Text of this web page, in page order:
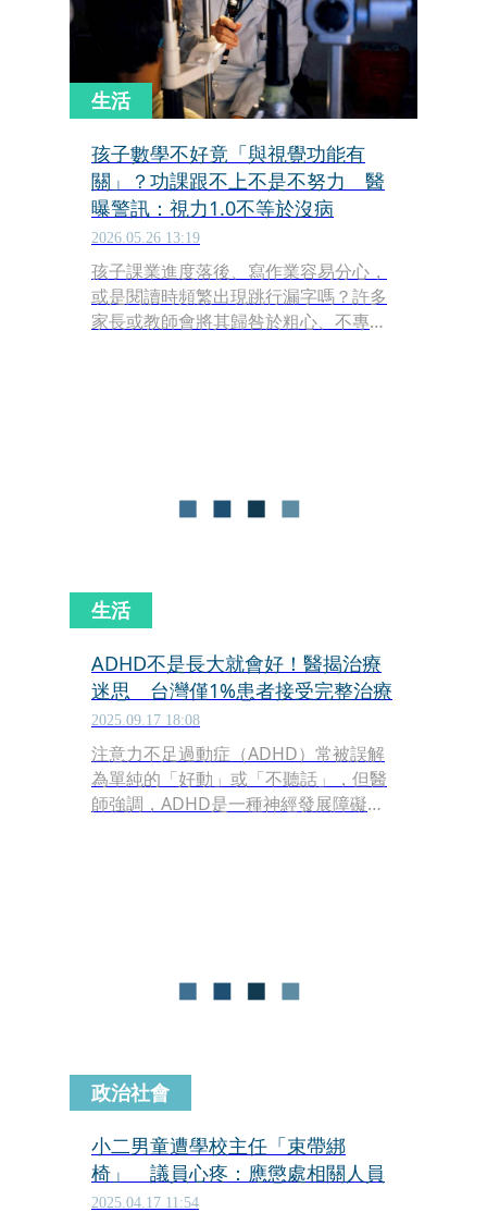
生活
孩子數學不好竟「與視覺功能有
關」？功課跟不上不是不努力 醫
曝警訊：視力1.0不等於沒病
2026.05.26 13:19
孩子課業進度落後、寫作業容易分心，
或是閱讀時頻繁出現跳行漏字嗎？許多
家長或教師會將其歸咎於粗心、不專心
生活
ADHD不是長大就會好！醫揭治療
迷思 台灣僅1%患者接受完整治療
2025.09.17 18:08
注意力不足過動症（ADHD）常被誤解
為單純的「好動」或「不聽話」，但醫
師強調，ADHD是一種神經發展障礙，
政治社會
小二男童遭學校主任「束帶綁
椅」 議員心疼：應懲處相關人員
2025.04.17 11:54